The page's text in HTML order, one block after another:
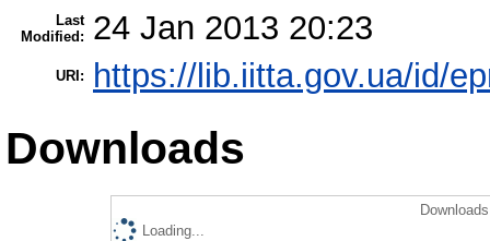
Last
Modified:
24 Jan 2013 20:23
URI: https://lib.iitta.gov.ua/id/
Downloads
Loading...